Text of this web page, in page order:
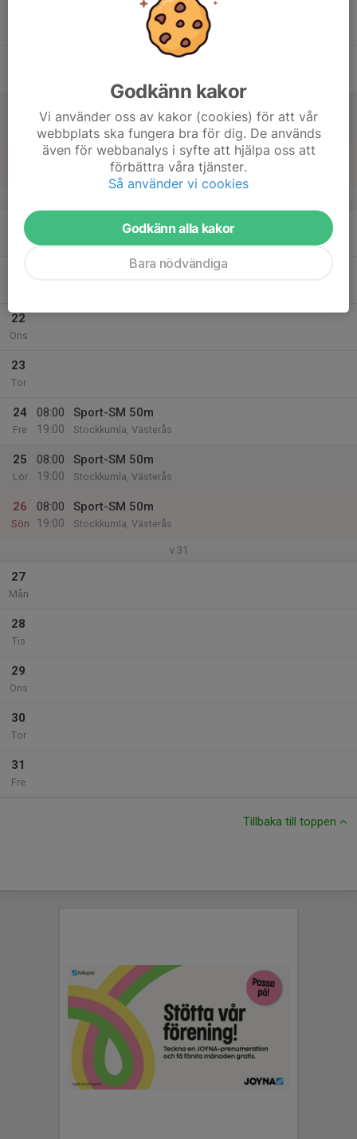
20
Mån
22
Ons
23
Tor
24
Fre
08:00
19:00
Sport-SM 50m
Stockkumla, Västerås
25
Lör
08:00
19:00
Sport-SM 50m
Stockkumla, Västerås
26
Sön
08:00
19:00
Sport-SM 50m
Stockkumla, Västerås
v.31
27
Mån
28
Tis
29
Ons
30
Tor
31
Fre
Tillbaka till toppen
Godkänn kakor
Vi använder oss av kakor (cookies) för att vår
webbplats ska fungera bra för dig. De används
även för webbanalys i syfte att hjälpa oss att
förbättra våra tjänster.
Så använder vi cookies
Godkänn alla kakor
Bara nödvändiga